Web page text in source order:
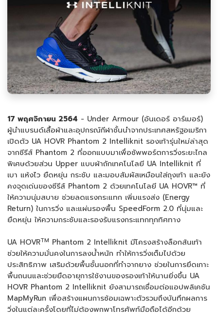
17 พฤศจิกายน 2564 - Under Armour (อันเดอร์ อาร์เมอร์)
ผู้นำแบรนด์เสื้อผ้าและอุปกรณ์กีฬาชั้นนำจากประเทศสหรัฐอเมริกา
เปิดตัว UA HOVR Phantom 2 Intelliknit รองเท้ารุ่นใหม่ล่าสุด
จากซีรีส์ Phantom 2 ที่ออกแบบมาเพื่อซัพพอร์ตการวิ่งระยะไกล
พิเศษด้วยส่วน Upper แบบผ้าถักเทคโนโลยี UA Intelliknit ที่
เบา แห้งไว ยืดหยุ่น กระชับ และมอบสัมผัสเหมือนใส่ถุงเท้า และยัง
คงจุดเด่นของซีรีส์ Phantom 2 ด้วยเทคโนโลยี UA HOVR™ ที่
ให้ความนุ่มสบาย ช่วยลดแรงกระแทก เพิ่มแรงส่ง (Energy
Return) ในการวิ่ง และแผ่นรองพื้น SpeedForm 2.0 ที่นุ่มและ
ยืดหยุ่น ให้ความกระชับและรองรับแรงกระแทกทุกทิศทาง
UA HOVRTM Phantom 2 Intelliknit มีโครงสร้างล็อกส้นเท้า
ช่วยให้ความมั่นคงในการลงน้ำหนัก ทำให้การวิ่งเต็มไปด้วย
ประสิทธิภาพ เสริมด้วยพื้นชั้นนอกที่ทำจากยาง ช่วยในการยึดเกาะ
พื้นถนนและช่วยยืดอายุการใช้งานของรองเท้าให้นานยิ่งขึ้น UA
HOVR Phantom 2 Intelliknit ยังสามารถเชื่อมต่อแอปพลิเคชัน
MapMyRun เพื่อสร้างแผนการซ้อมเฉพาะตัวรวมถึงบันทึกผลการ
วิ่งในแต่ละครั้งโดยที่ไม่ต้องพกพาโทรศัพท์มือถือได้อีกด้วย